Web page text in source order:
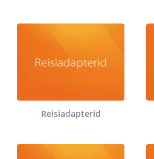
Reisiadapterid